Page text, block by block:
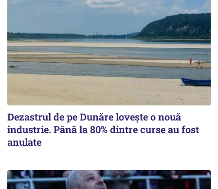
Dezastrul de pe Dunăre lovește o nouă
industrie. Până la 80% dintre curse au fost
anulate